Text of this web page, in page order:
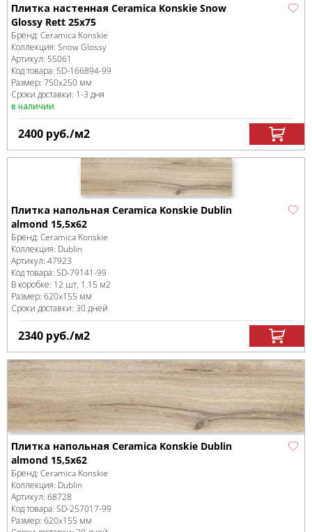
Плитка настенная Ceramica Konskie Snow
Glossy Rett 25x75
Бренд: Ceramica Konskie
Коллекция: Snow Glossy
Артикул: 55061
Код товара: SD-166894-99
Размер: 750x250 мм
Сроки доставки: 1-3 дня
в наличии
2400 руб./м2
Плитка напольная Ceramica Konskie Dublin
almond 15,5х62
Бренд: Ceramica Konskie
Коллекция: Dublin
Артикул: 47923
Код товара: SD-79141-99
В коробке: 12 шт, 1.15 м2
Размер: 620x155 мм
Сроки доставки: 30 дней
2340 руб./м2
Плитка напольная Ceramica Konskie Dublin
almond 15,5х62
Бренд: Ceramica Konskie
Коллекция: Dublin
Артикул: 68728
Код товара: SD-257017-99
Размер: 620x155 мм